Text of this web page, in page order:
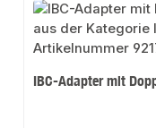
IBC-Adapter mit